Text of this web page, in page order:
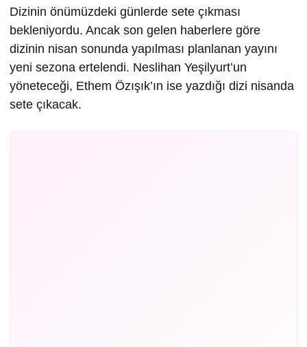
Dizinin önümüzdeki günlerde sete çıkması
bekleniyordu. Ancak son gelen haberlere göre
dizinin nisan sonunda yapılması planlanan yayını
yeni sezona ertelendi. Neslihan Yeşilyurt’un
yöneteceği, Ethem Özışık’ın ise yazdığı dizi nisanda
sete çıkacak.